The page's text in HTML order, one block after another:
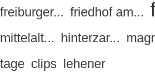
freiburger... friedhof am...
mittelalt... hinterzar...
tage clips lehener